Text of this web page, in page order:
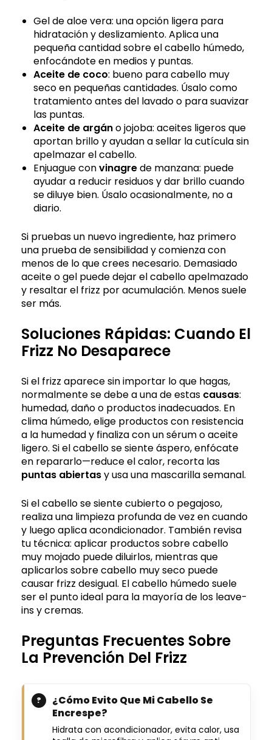
Gel de aloe vera: una opción ligera para
hidratación y deslizamiento. Aplica una
pequeña cantidad sobre el cabello húmedo,
enfocándote en medios y puntas.
Aceite de coco: bueno para cabello muy
seco en pequeñas cantidades. Úsalo como
tratamiento antes del lavado o para suavizar
las puntas.
Aceite de argáno jojoba: aceites ligeros que
aportan brillo y ayudan a sellar la cutícula sin
apelmazar el cabello.
Enjuague convinagrede manzana: puede
ayudar a reducir residuos y dar brillo cuando
se diluye bien. Úsalo ocasionalmente, no a
diario.
Si pruebas un nuevo ingrediente, haz primero
una prueba de sensibilidad y comienza con
menos de lo que crees necesario. Demasiado
aceite o gel puede dejar el cabello apelmazado
y resaltar el frizz por acumulación. Menos suele
ser más.
Soluciones Rápidas: Cuando El
Frizz No Desaparece
Si el frizz aparece sin importar lo que hagas,
normalmente se debe a una de estas causas:
humedad, daño o productos inadecuados. En
clima húmedo, elige productos con resistencia
a la humedad y finaliza con un sérum o aceite
ligero. Si el cabello se siente áspero, enfócate
en repararlo—reduce el calor, recorta las
puntas abiertasy usa una mascarilla semanal.
Si el cabello se siente cubierto o pegajoso,
realiza una limpieza profunda de vez en cuando
y luego aplica acondicionador. También revisa
tu técnica: aplicar productos sobre cabello
muy mojado puede diluirlos, mientras que
aplicarlos sobre cabello muy seco puede
causar frizz desigual. El cabello húmedo suele
ser el punto ideal para la mayoría de los leave-
ins y cremas.
Preguntas Frecuentes Sobre
La Prevención Del Frizz
¿Cómo Evito Que Mi Cabello Se
Encrespe?
Hidrata con acondicionador, evita calor, usa